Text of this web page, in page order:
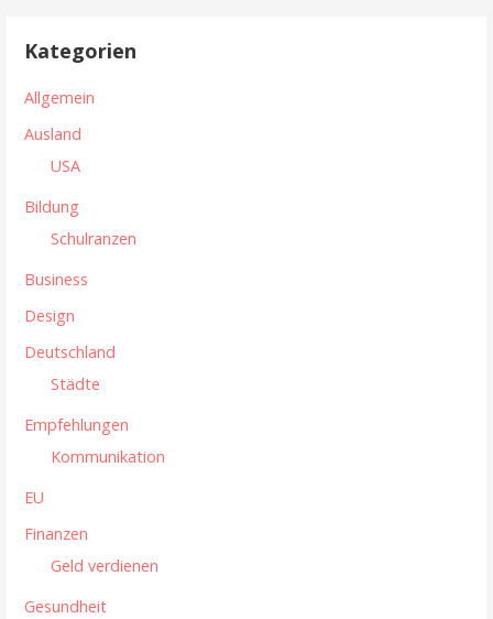
Kategorien
Allgemein
Ausland
USA
Bildung
Schulranzen
Business
Design
Deutschland
Städte
Empfehlungen
Kommunikation
EU
Finanzen
Geld verdienen
Gesundheit